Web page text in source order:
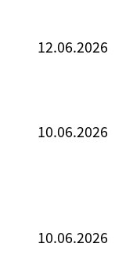
12.06.2026
10.06.2026
10.06.2026